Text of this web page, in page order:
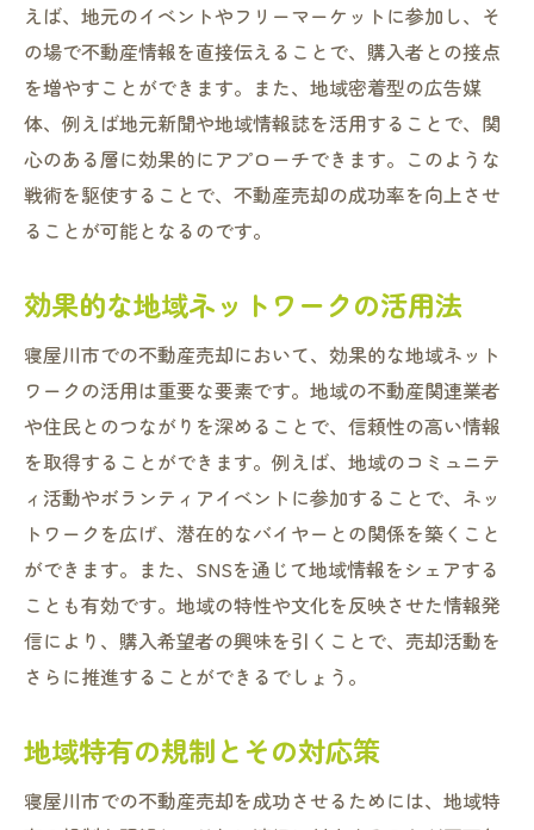
えば、地元のイベントやフリーマーケットに参加し、そ
の場で不動産情報を直接伝えることで、購入者との接点
を増やすことができます。また、地域密着型の広告媒
体、例えば地元新聞や地域情報誌を活用することで、関
心のある層に効果的にアプローチできます。このような
戦術を駆使することで、不動産売却の成功率を向上させ
ることが可能となるのです。
効果的な地域ネットワークの活用法
寝屋川市での不動産売却において、効果的な地域ネット
ワークの活用は重要な要素です。地域の不動産関連業者
や住民とのつながりを深めることで、信頼性の高い情報
を取得することができます。例えば、地域のコミュニテ
ィ活動やボランティアイベントに参加することで、ネッ
トワークを広げ、潜在的なバイヤーとの関係を築くこと
ができます。また、SNSを通じて地域情報をシェアする
ことも有効です。地域の特性や文化を反映させた情報発
信により、購入希望者の興味を引くことで、売却活動を
さらに推進することができるでしょう。
地域特有の規制とその対応策
寝屋川市での不動産売却を成功させるためには、地域特